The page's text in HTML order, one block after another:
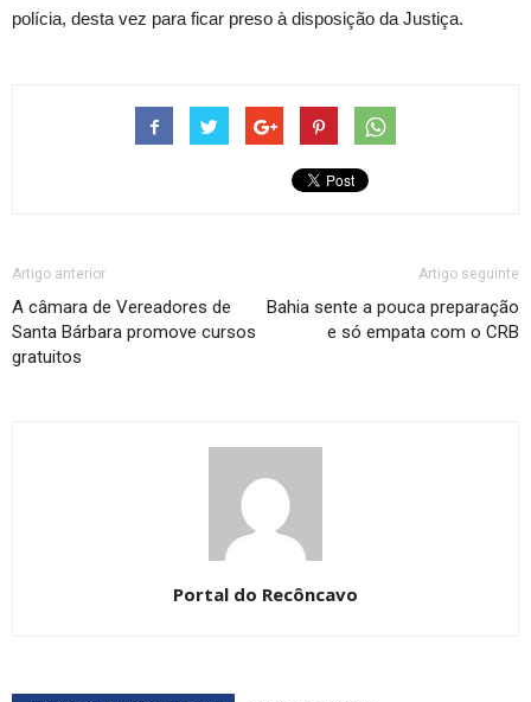
polícia, desta vez para ficar preso à disposição da Justiça.
Artigo anterior
A câmara de Vereadores de
Santa Bárbara promove cursos
gratuitos
Artigo seguinte
Bahia sente a pouca preparação
e só empata com o CRB
Portal do Recôncavo